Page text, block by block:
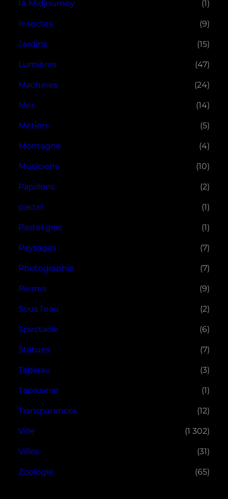
IA Midjourney (1)
Insectes (9)
Jardins (15)
Lumières (47)
Machines (24)
Mer (14)
Métiers (5)
Montagne (4)
Musiciens (10)
Papillons (2)
pastel (1)
Pastel gras (1)
Paysages (7)
Photographie (7)
Pierres (9)
Sous l'eau (2)
Spectacle (6)
Statues (7)
Tableau (3)
Tapisserie (1)
Transparences (12)
Ville (1 302)
Villes (31)
Zoologie (65)